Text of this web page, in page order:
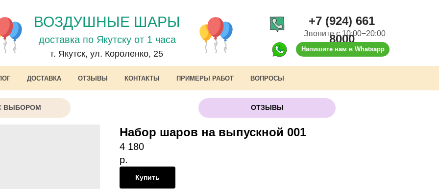
ВОЗДУШНЫЕ ШАРЫ
доставка по Якутску от 1 часа
г. Якутск, ул. Короленко, 25
+7 (924) 661
8000
Напишите нам в Whatsapp
Звоните с 10:00−20:00
ДОСТАВКА ОТЗЫВЫ КОНТАКТЫ ПРИМЕРЫ РАБОТ ВОПРОСЫ
ВЫБОРОМ ОТЗЫВЫ
Набор шаров на выпускной 001
4 180
р.
Купить